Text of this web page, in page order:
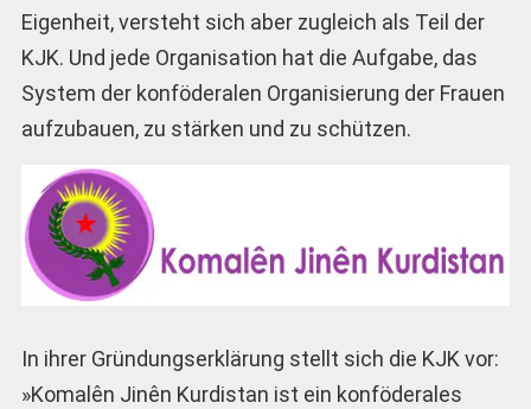
Eigenheit, versteht sich aber zugleich als Teil der
KJK. Und jede Organisation hat die Aufgabe, das
System der konföderalen Organisierung der Frauen
aufzubauen, zu stärken und zu schützen.
In ihrer Gründungserklärung stellt sich die KJK vor:
»Komalên Jinên Kurdistan ist ein konföderales